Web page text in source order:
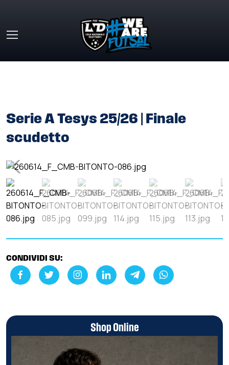
Serie A Tesys 25/26 | Finale
scudetto
CONDIVIDI SU:
Shop Online